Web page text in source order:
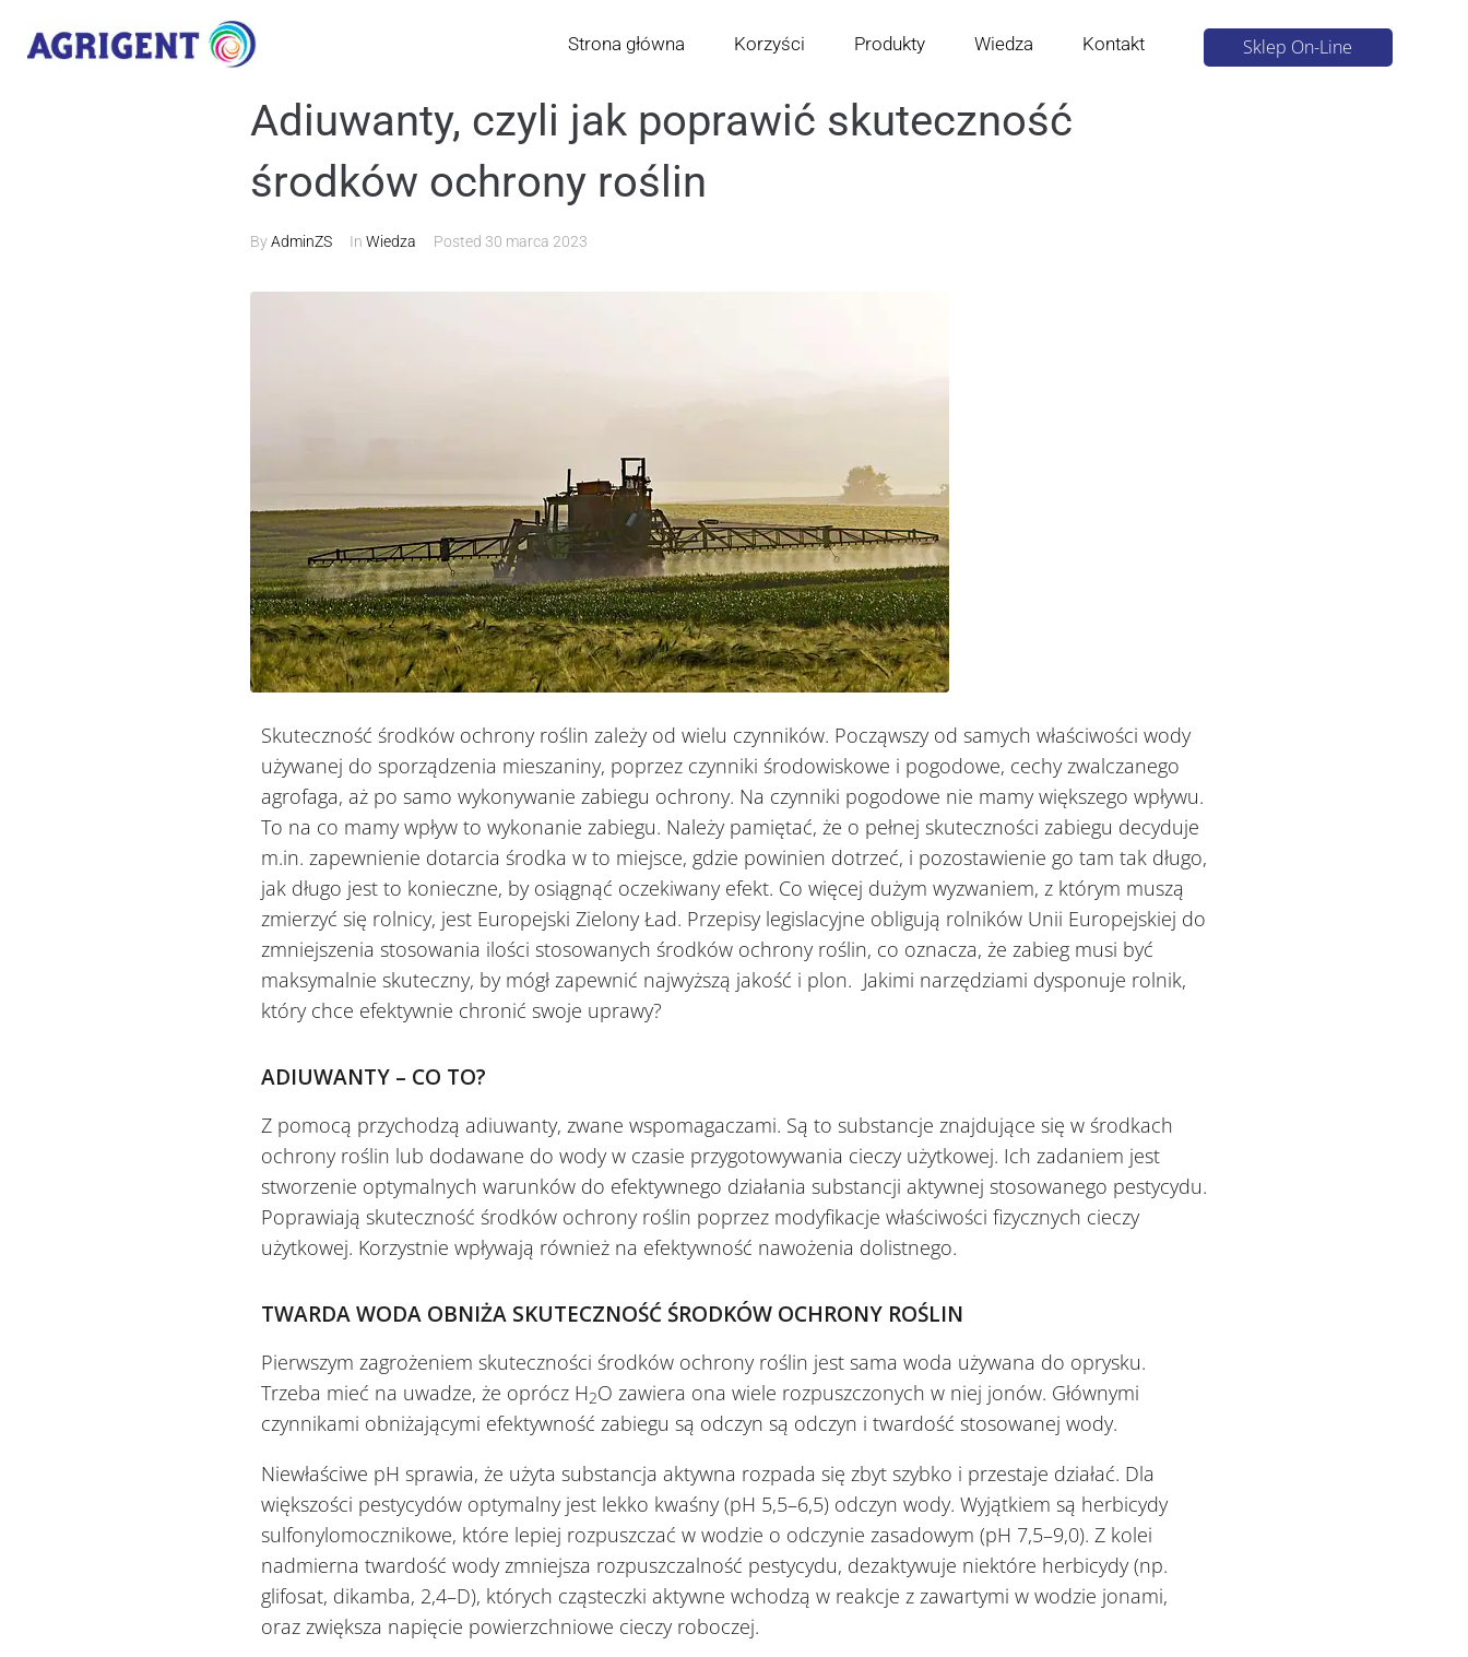
Strona główna Korzyści Produkty Wiedza Kontakt Sklep On-Line
Adiuwanty, czyli jak poprawić skuteczność
środków ochrony roślin
ByAdminZS In Wiedza Posted 30 marca 2023
Skuteczność środków ochrony roślin zależy od wielu czynników. Począwszy od samych właściwości wody
używanej do sporządzenia mieszaniny, poprzez czynniki środowiskowe i pogodowe, cechy zwalczanego
agrofaga, aż po samo wykonywanie zabiegu ochrony. Na czynniki pogodowe nie mamy większego wpływu.
To na co mamy wpływ to wykonanie zabiegu. Należy pamiętać, że o pełnej skuteczności zabiegu decyduje
m.in. zapewnienie dotarcia środka w to miejsce, gdzie powinien dotrzeć, i pozostawienie go tam tak długo,
jak długo jest to konieczne, by osiągnąć oczekiwany efekt. Co więcej dużym wyzwaniem, z którym muszą
zmierzyć się rolnicy, jest Europejski Zielony Ład. Przepisy legislacyjne obligują rolników Unii Europejskiej do
zmniejszenia stosowania ilości stosowanych środków ochrony roślin, co oznacza, że zabieg musi być
maksymalnie skuteczny, by mógł zapewnić najwyższą jakość i plon. Jakimi narzędziami dysponuje rolnik,
który chce efektywnie chronić swoje uprawy?
ADIUWANTY – CO TO?
Z pomocą przychodzą adiuwanty, zwane wspomagaczami. Są to substancje znajdujące się w środkach
ochrony roślin lub dodawane do wody w czasie przygotowywania cieczy użytkowej. Ich zadaniem jest
stworzenie optymalnych warunków do efektywnego działania substancji aktywnej stosowanego pestycydu.
Poprawiają skuteczność środków ochrony roślin poprzez modyfikacje właściwości fizycznych cieczy
użytkowej. Korzystnie wpływają również na efektywność nawożenia dolistnego.
TWARDA WODA OBNIŻA SKUTECZNOŚĆ ŚRODKÓW OCHRONY ROŚLIN
Pierwszym zagrożeniem skuteczności środków ochrony roślin jest sama woda używana do oprysku.
Trzeba mieć na uwadze, że oprócz H2O zawiera ona wiele rozpuszczonych w niej jonów. Głównymi
czynnikami obniżającymi efektywność zabiegu są odczyn są odczyn i twardość stosowanej wody.
Niewłaściwe pH sprawia, że użyta substancja aktywna rozpada się zbyt szybko i przestaje działać. Dla
większości pestycydów optymalny jest lekko kwaśny (pH 5,5–6,5) odczyn wody. Wyjątkiem są herbicydy
sulfonylomocznikowe, które lepiej rozpuszczać w wodzie o odczynie zasadowym (pH 7,5–9,0). Z kolei
nadmierna twardość wody zmniejsza rozpuszczalność pestycydu, dezaktywuje niektóre herbicydy (np.
glifosat, dikamba, 2,4–D), których cząsteczki aktywne wchodzą w reakcje z zawartymi w wodzie jonami,
oraz zwiększa napięcie powierzchniowe cieczy roboczej.